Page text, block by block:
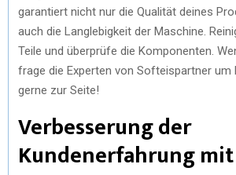
garantiert nicht nur die Qualität deines
auch die Langlebigkeit der Maschine.
Teile und überprüfe die Komponenten.
frage die Experten von Softeispartner um
gerne zur Seite!
Verbesserung der
Kundenerfahrung